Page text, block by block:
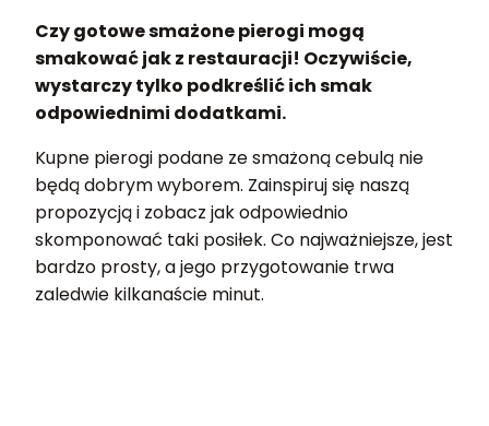
Czy gotowe smażone pierogi mogą
smakować jak z restauracji! Oczywiście,
wystarczy tylko podkreślić ich smak
odpowiednimi dodatkami.
Kupne pierogi podane ze smażoną cebulą nie
będą dobrym wyborem. Zainspiruj się naszą
propozycją i zobacz jak odpowiednio
skomponować taki posiłek. Co najważniejsze, jest
bardzo prosty, a jego przygotowanie trwa
zaledwie kilkanaście minut.